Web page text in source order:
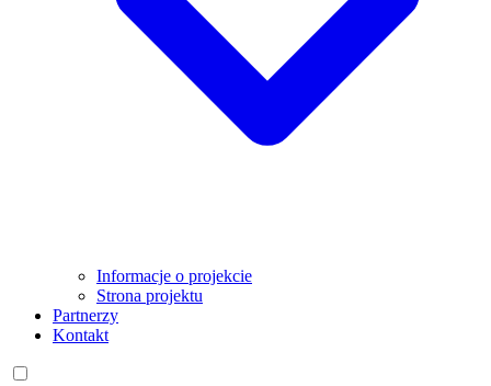
Informacje o projekcie
Strona projektu
Partnerzy
Kontakt